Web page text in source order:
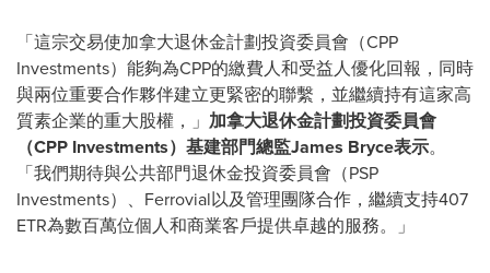
「這宗交易使加拿大退休金計劃投資委員會（CPP
Investments）能夠為CPP的繳費人和受益人優化回報，同時
與兩位重要合作夥伴建立更緊密的聯繫，並繼續持有這家高
質素企業的重大股權，」 加拿大退休金計劃投資委員會
（CPP Investments）基建部門總監James Bryce表示。
「我們期待與公共部門退休金投資委員會（PSP
Investments）、Ferrovial以及管理團隊合作，繼續支持407
ETR為數百萬位個人和商業客戶提供卓越的服務。」